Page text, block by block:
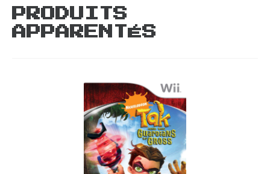
PRODUITS
APPARENTÉS